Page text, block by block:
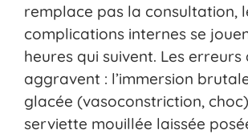
remplace pas la consultation,
complications internes se
heures qui suivent. Les erreurs
aggravent : l’immersion
glacée (vasoconstriction,
serviette mouillée laissée